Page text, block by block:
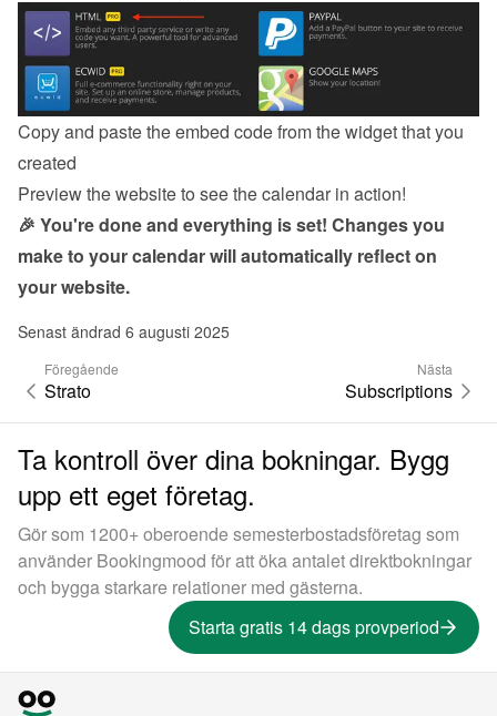
Copy and paste the embed code from the widget that you
created
Preview the website to see the calendar in action!
🎉 You're done and everything is set! Changes you
make to your calendar will automatically reflect on
your website.
Senast ändrad 6 augusti 2025
Föregående
Strato
Nästa
Subscriptions
Ta kontroll över dina bokningar. Bygg
upp ett eget företag.
Gör som 1200+ oberoende semesterbostadsföretag som
använder Bookingmood för att öka antalet direktbokningar
och bygga starkare relationer med gästerna.
Starta gratis 14 dags provperiod